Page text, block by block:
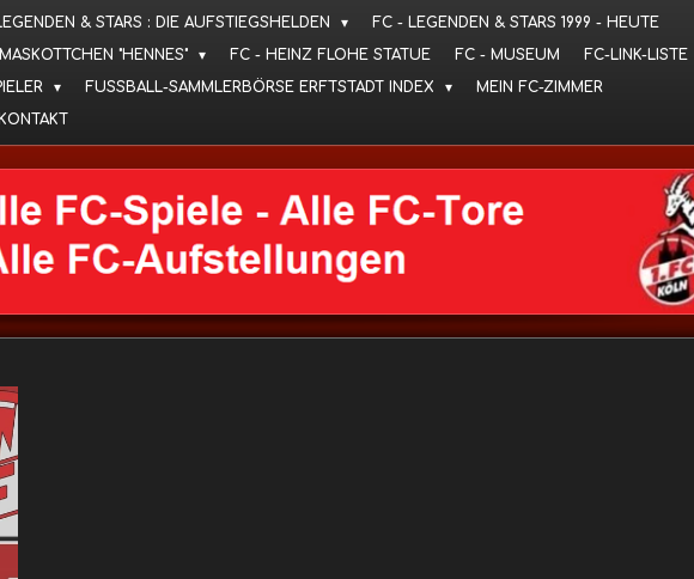
& STARS : DIE AUFSTIEGSHELDEN
FC - LEGENDEN & STARS 1999 - HEUTE
"HENNES" FC - HEINZ FLOHE STATUE FC - MUSEUM
FC-LINK-LISTE
FUSSBALL-SAMMLERBÖRSE ERFTSTADT INDEX
MEIN FC-ZIMMER
KONTAKT